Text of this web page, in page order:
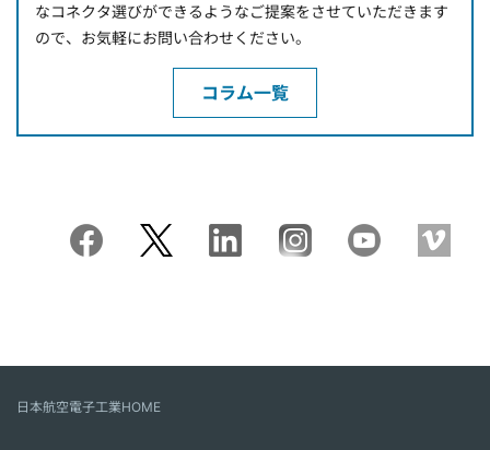
なコネクタ選びができるようなご提案をさせていただきます
ので、お気軽にお問い合わせください。
コラム一覧
日本航空電子工業HOME